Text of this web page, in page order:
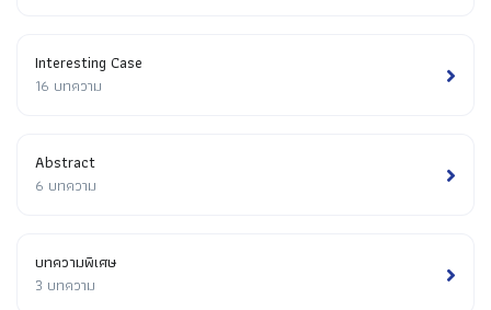
Interesting Case
16 บทความ
Abstract
6 บทความ
บทความพิเศษ
3 บทความ